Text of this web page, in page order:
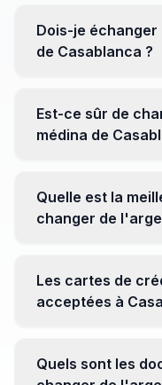
Dois-je
de Casablanca ?
être moins
bureaux de change
Est-ce sûr de
médina de
établissements
Quelle est la
changer de
soyez attentif aux
de vos devises.
Les cartes de
acceptées à
Cependant, avoir
Quels sont les